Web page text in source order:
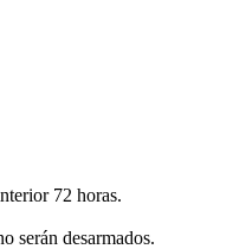
72 horas.
serán desarmados.